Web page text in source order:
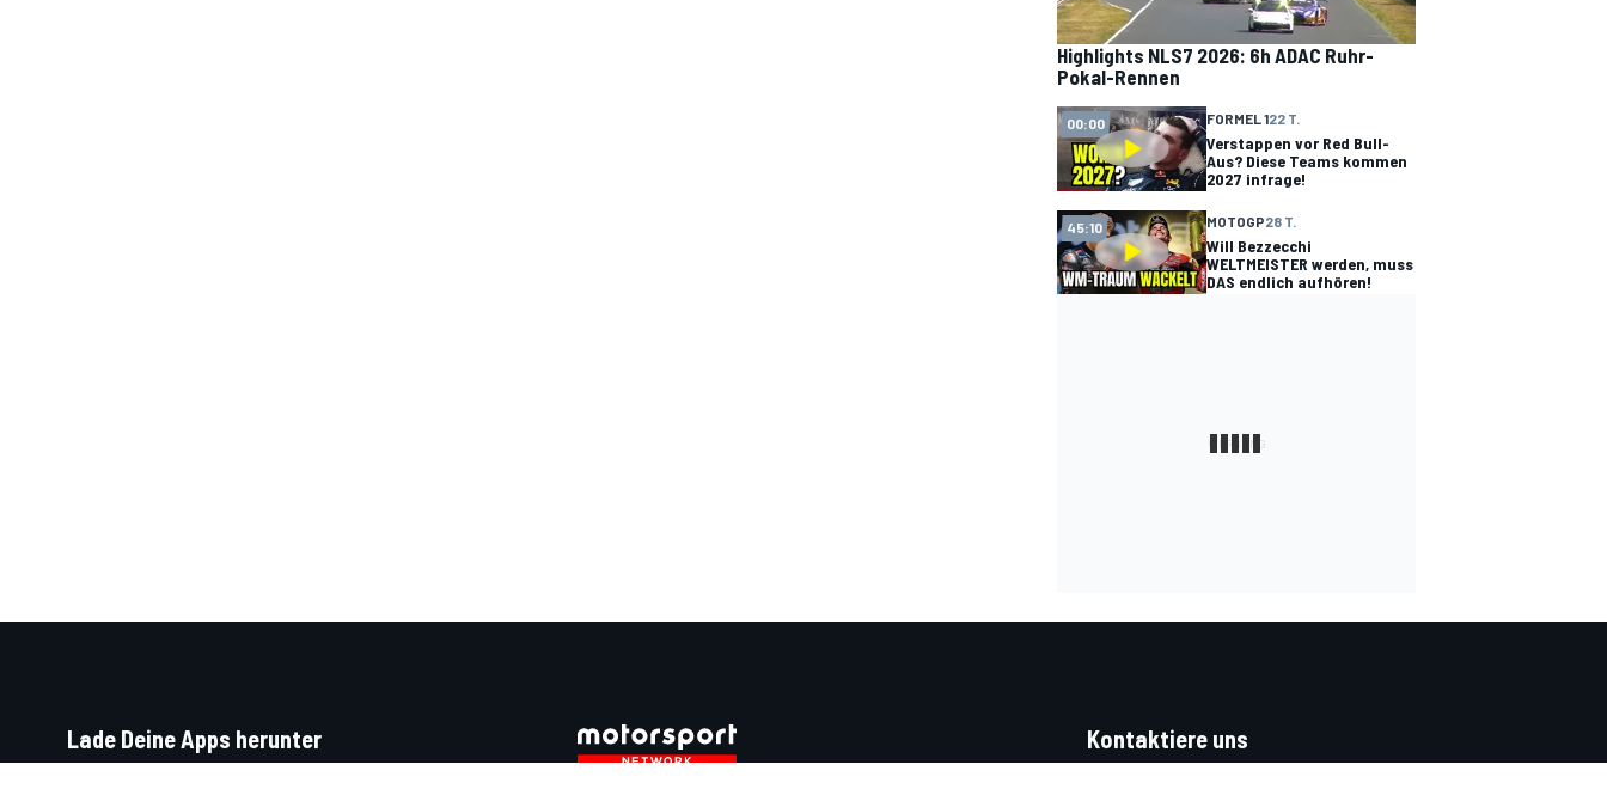
Highlights NLS7 2026: 6h ADAC Ruhr-
Pokal-Rennen
00:00 FORMEL 122 T.
Verstappen vor Red Bull-
Aus? Diese Teams kommen
2027 infrage!
45:10 MOTOGP28 T.
Will Bezzecchi
WELTMEISTER werden, muss
DAS endlich aufhören!
Lade Deine Apps herunter Kontaktiere uns